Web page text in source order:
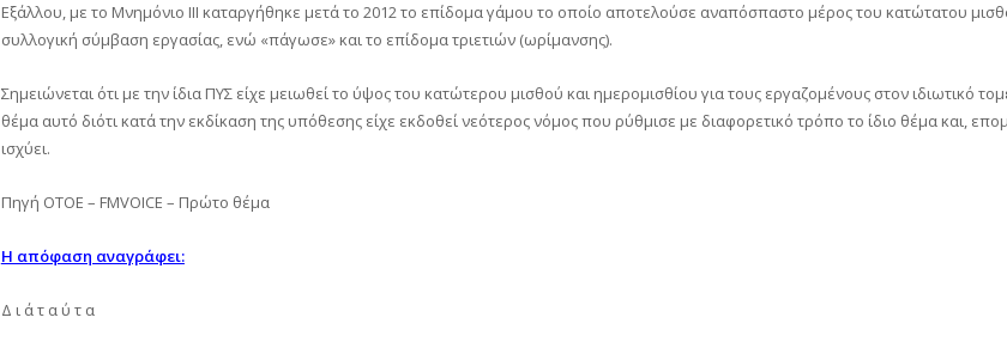
Εξάλλου, με το Μνημόνιο ΙΙΙ καταργήθηκε μετά το 2012 το επίδομα γάμου το οποίο αποτελούσε αναπόσπαστο μέρος του κατώτατου
συλλογική σύμβαση εργασίας, ενώ «πάγωσε» και το επίδομα τριετιών (ωρίμανσης).
Σημειώνεται ότι με την ίδια ΠΥΣ είχε μειωθεί το ύψος του κατώτερου μισθού και ημερομισθίου για τους εργαζομένους στον ιδιωτικό
θέμα αυτό διότι κατά την εκδίκαση της υπόθεσης είχε εκδοθεί νεότερος νόμος που ρύθμισε με διαφορετικό τρόπο το ίδιο θέμα και,
ισχύει.
Πηγή ΟΤΟΕ – FMVOICE – Πρώτο θέμα
Η απόφαση αναγράφει:
Δ ι ά τ α ύ τ α